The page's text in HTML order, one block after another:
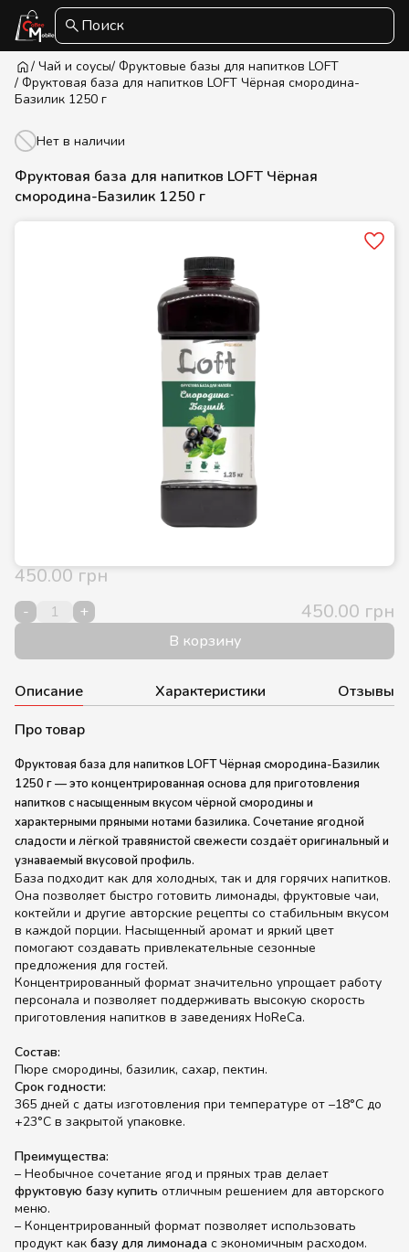
Поиск
/ Чай и соусы/ Фруктовые базы для напитков LOFT
/ Фруктовая база для напитков LOFT Чёрная смородина-
Базилик 1250 г
Нет в наличии
Фруктовая база для напитков LOFT Чёрная
смородина-Базилик 1250 г
450.00 грн
- + 450.00 грн
В корзину
Описание Характеристики
Отзывы
Про товар
Фруктовая база для напитков LOFT Чёрная смородина-Базилик
1250 г— это концентрированная основа для приготовления
напитков с насыщенным вкусом чёрной смородины и
характерными пряными нотами базилика. Сочетание ягодной
сладости и лёгкой травянистой свежести создаёт оригинальный и
узнаваемый вкусовой профиль.
База подходит как для холодных, так и для горячих напитков.
Она позволяет быстро готовить лимонады, фруктовые чаи,
коктейли и другие авторские рецепты со стабильным вкусом
в каждой порции. Насыщенный аромат и яркий цвет
помогают создавать привлекательные сезонные
предложения для гостей.
Концентрированный формат значительно упрощает работу
персонала и позволяет поддерживать высокую скорость
приготовления напитков в заведениях HoReCa.
Состав:
Пюре смородины, базилик, сахар, пектин.
Срок годности:
365 дней с даты изготовления при температуре от –18°C до
+23°C в закрытой упаковке.
Преимущества:
– Необычное сочетание ягод и пряных трав делает
фруктовую базу купить отличным решением для авторского
меню.
– Концентрированный формат позволяет использовать
продукт как базу для лимонада с экономичным расходом.